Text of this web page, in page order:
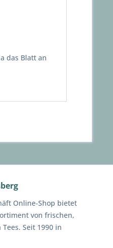
das Blatt an
Online-Shop bietet
von frischen,
Seit 1990 in